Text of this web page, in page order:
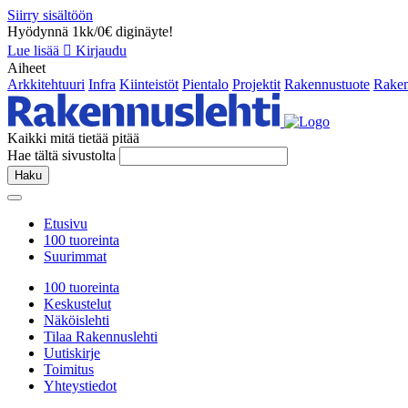
Siirry sisältöön
Hyödynnä 1kk/0€ diginäyte!
Lue lisää
Kirjaudu
Aiheet
Arkkitehtuuri Infra Kiinteistöt Pientalo Projektit Rakennustuote
Kaikki mitä tietää pitää
Hae tältä sivustolta
Haku
Etusivu
100 tuoreinta
Suurimmat
100 tuoreinta
Keskustelut
Näköislehti
Tilaa Rakennuslehti
Uutiskirje
Toimitus
Yhteystiedot